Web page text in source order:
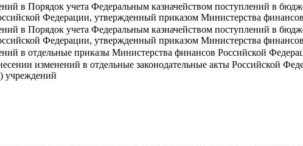
в Порядок учета Федеральным казначейством поступлений в
Федерации, утвержденный приказом Министерства
в Порядок учета Федеральным казначейством поступлений в
Федерации, утвержденный приказом Министерства
в отдельные приказы Министерства финансов Российской
изменений в отдельные законодательные акты Российской
учреждений